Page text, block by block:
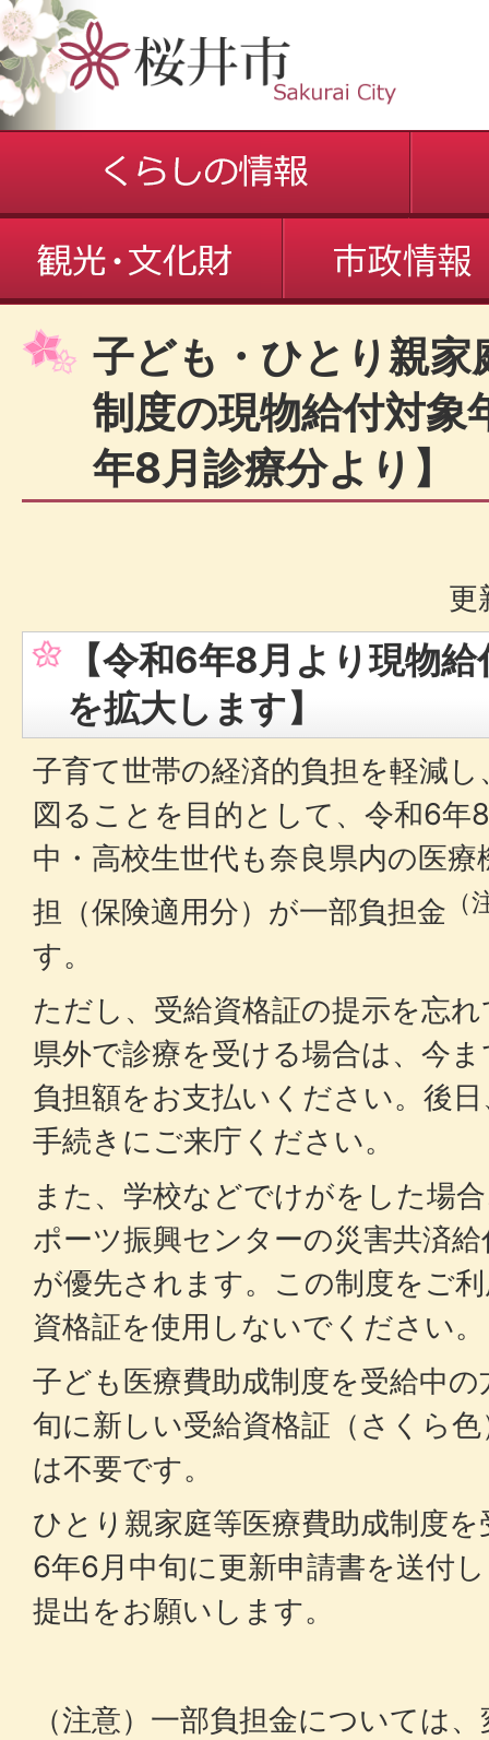
子ども・ひとり親家
制度の現物給付対象
年8月診療分より】
更
【令和6年8月より現物
を拡大します】
子育て世帯の経済的負担を軽減
図ることを目的として、令和6年
中・高校生世代も奈良県内の医
担（保険適用分）が一部負担金 （
す。
ただし、受給資格証の提示を忘
県外で診療を受ける場合は、今
負担額をお支払いください。後
手続きにご来庁ください。
また、学校などでけがをした場
ポーツ振興センターの災害共済
が優先されます。この制度をご
資格証を使用しないでください。
子ども医療費助成制度を受給中
旬に新しい受給資格証（さくら
は不要です。
ひとり親家庭等医療費助成制度
6年6月中旬に更新申請書を送付
提出をお願いします。
（注意）一部負担金については